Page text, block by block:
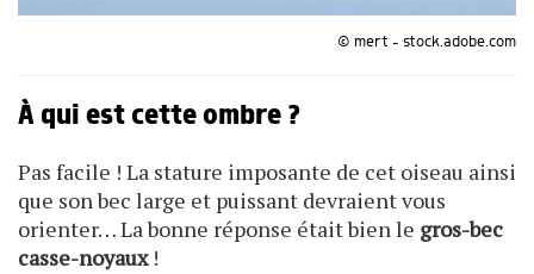
© mert - stock.adobe.com
À qui est cette ombre ?
Pas facile ! La stature imposante de cet oiseau ainsi
que son bec large et puissant devraient vous
orienter… La bonne réponse était bien le gros-bec
casse-noyaux !